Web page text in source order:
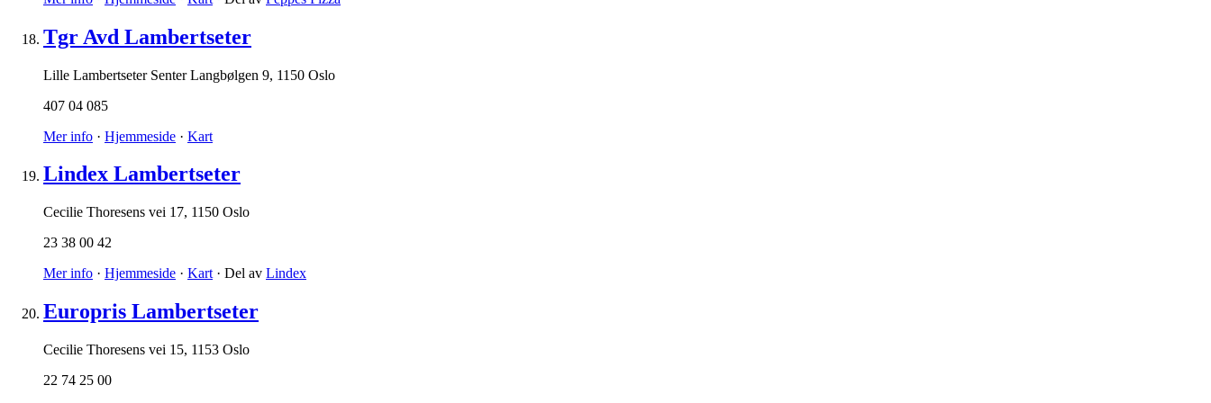
Tgr Avd Lambertseter
Lille Lambertseter Senter Langbølgen 9, 1150 Oslo
407 04 085
Mer info · Hjemmeside · Kart
Lindex Lambertseter
Cecilie Thoresens vei 17, 1150 Oslo
23 38 00 42
Mer info · Hjemmeside · Kart · Del av Lindex
Europris Lambertseter
Cecilie Thoresens vei 15, 1153 Oslo
22 74 25 00